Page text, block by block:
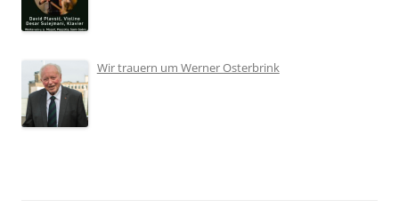
Wir trauern um Werner Osterbrink